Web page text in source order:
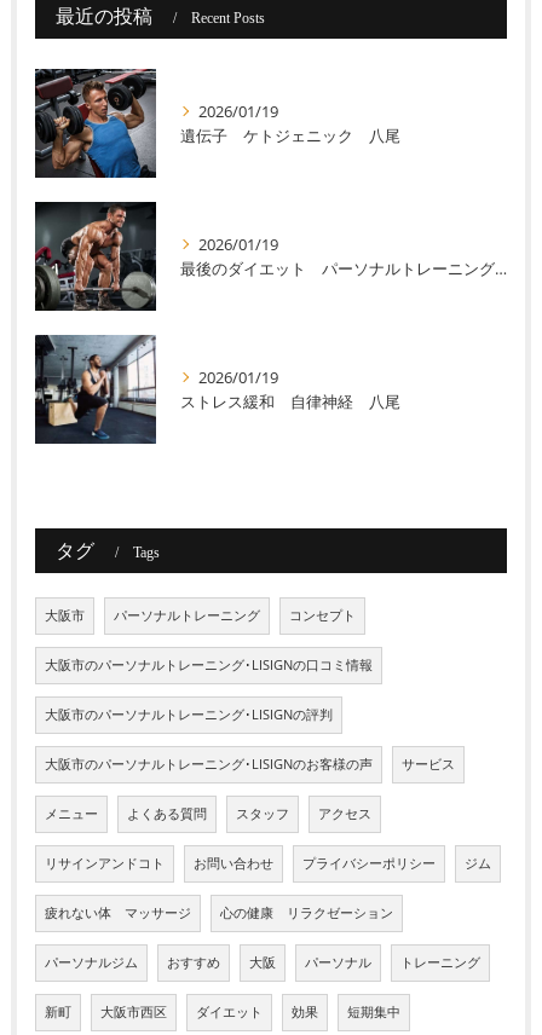
最近の投稿 Recent Posts
2026/01/19
遺伝子 ケトジェニック 八尾
2026/01/19
最後のダイエット パーソナルトレーニング 八尾
2026/01/19
ストレス緩和 自律神経 八尾
タグ Tags
大阪市 パーソナルトレーニング コンセプト
大阪市のパーソナルトレーニング･LISIGNの口コミ情報
大阪市のパーソナルトレーニング･LISIGNの評判
大阪市のパーソナルトレーニング･LISIGNのお客様の声 サービス
メニュー よくある質問 スタッフ アクセス
リサインアンドコト お問い合わせ プライバシーポリシー ジム
疲れない体 マッサージ 心の健康 リラクゼーション
パーソナルジム おすすめ 大阪 パーソナル トレーニング
新町 大阪市西区 ダイエット 効果 短期集中